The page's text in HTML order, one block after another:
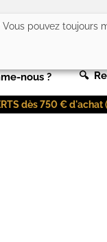
nous ? 🔍
dès 750 €
Vous pouvez toujours